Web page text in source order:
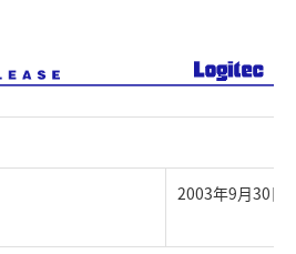
2003年9月30